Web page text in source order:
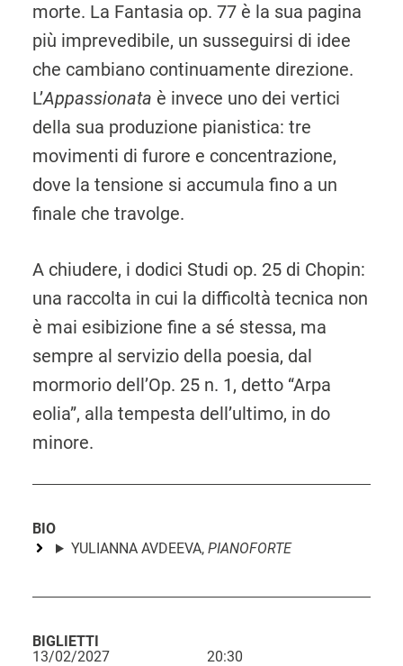
morte. La Fantasia op. 77 è la sua pagina
più imprevedibile, un susseguirsi di idee
che cambiano continuamente direzione.
L’Appassionata è invece uno dei vertici
della sua produzione pianistica: tre
movimenti di furore e concentrazione,
dove la tensione si accumula fino a un
finale che travolge.
A chiudere, i dodici Studi op. 25 di Chopin:
una raccolta in cui la difficoltà tecnica non
è mai esibizione fine a sé stessa, ma
sempre al servizio della poesia, dal
mormorio dell’Op. 25 n. 1, detto “Arpa
eolia”, alla tempesta dell’ultimo, in do
minore.
BIO
YULIANNA AVDEEVA, PIANOFORTE
BIGLIETTI
13/02/2027 20:30